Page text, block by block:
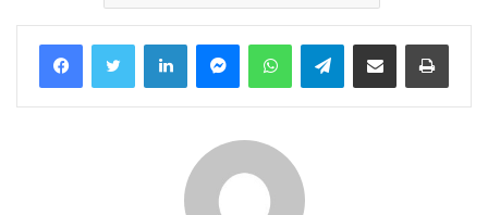
FacebookTwitter LinkedInMessengerWhatsAppTelegramCompartir por correo electrónico